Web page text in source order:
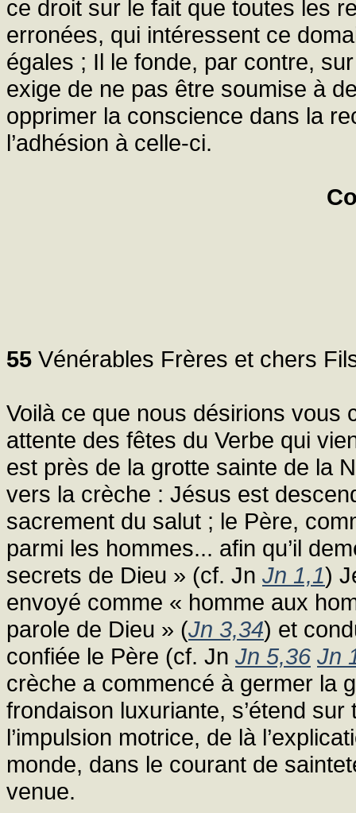
ce droit sur le fait que toutes les
erronées, qui intéressent ce
égales ; Il le fonde, par contre,
exige de ne pas être soumise à
opprimer la conscience dans la
l’adhésion à celle-ci.
55 Vénérables Frères et chers
Voilà ce que nous désirions vous
attente des fêtes du Verbe qui
est près de la grotte sainte de la
vers la crèche : Jésus est
sacrement du salut ; le Père,
parmi les hommes... afin qu’il
secrets de Dieu » (cf. Jn Jn 1,1)
envoyé comme « homme aux
parole de Dieu » (Jn 3,34) et
confiée le Père (cf. Jn Jn 5,36 Jn
crèche a commencé à germer la
frondaison luxuriante, s’étend
l’impulsion motrice, de là
monde, dans le courant de
venue.